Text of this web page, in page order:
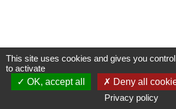
This site uses cookies and gives you
to activate
OK, accept all
Deny all
Privacy policy